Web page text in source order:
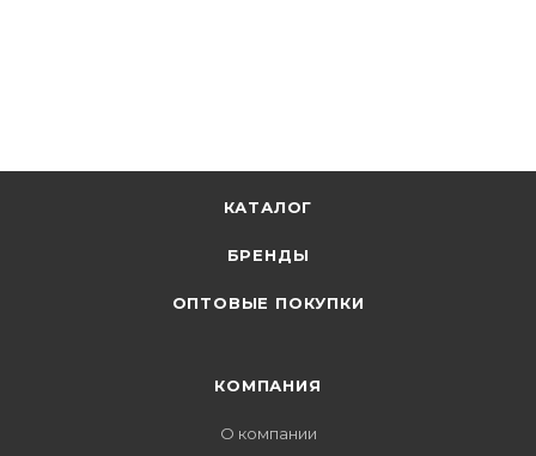
КАТАЛОГ
БРЕНДЫ
ОПТОВЫЕ ПОКУПКИ
КОМПАНИЯ
О компании